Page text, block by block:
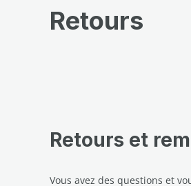
Retours
Retours et
Vous avez des questions et